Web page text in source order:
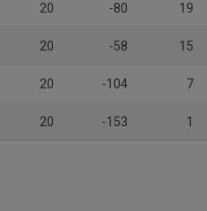
20 -80 19
20 -58 15
20 -104 7
20 -153 1